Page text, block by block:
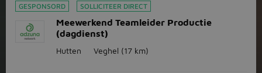
GESPONSORD SOLLICITEER DIRECT
Meewerkend Teamleider Productie
(dagdienst)
Hutten Veghel (17 km)